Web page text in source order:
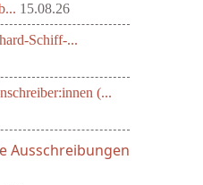
15.08.26
Schiff-...
(...
Ausschreibungen